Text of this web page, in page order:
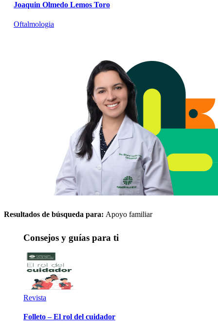
Joaquin Olmedo Lemos Toro
Oftalmologia
Resultados de búsqueda para: Apoyo familiar
Consejos y guías para ti
Revista
Folleto – El rol del cuidador